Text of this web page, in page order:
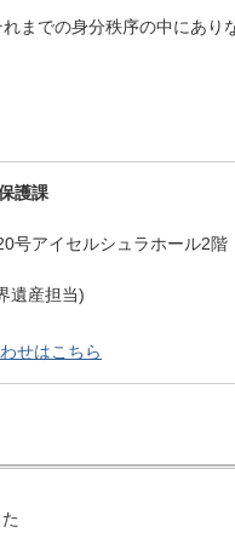
までの身分秩序の中にあり
護課
号アイセルシュラホール2階
遺産担当)
せはこちら